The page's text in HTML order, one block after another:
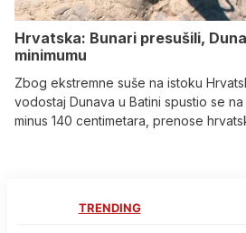
Hrvatska: Bunari presušili,
minimumu
Zbog ekstremne suše na istoku
vodostaj Dunava u Batini spustio se
minus 140 centimetara, prenose
TRENDING